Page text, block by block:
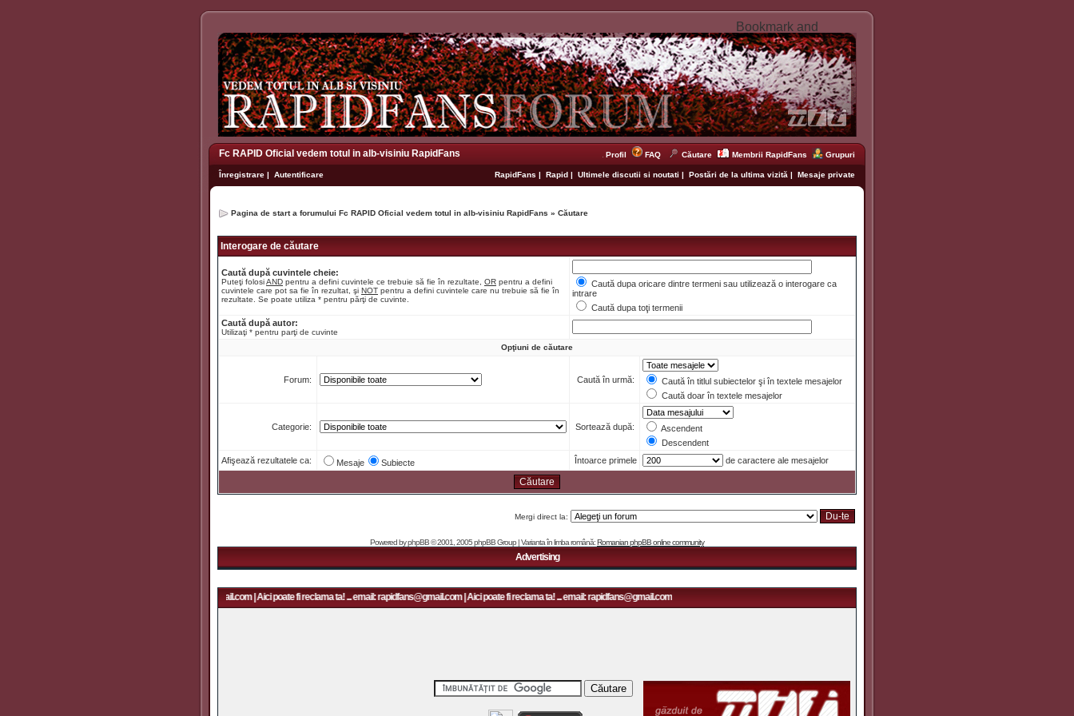
Fc RAPID Oficial vedem totul in alb-visiniu RapidFans Profil FAQ Căutare Membrii RapidFans Grupuri
Înregistrare | Autentificare RapidFans | Rapid | Ultimele discutii si noutati | Postări de la ultima vizită | Mesaje private
Pagina de start a forumului Fc RAPID Oficial vedem totul in alb-visiniu RapidFans » Căutare
Interogare de căutare
Caută după cuvintele cheie:
Puteţi folosiAND pentru a defini cuvintele ce trebuie să fie în rezultate, OR pentru a defini
cuvintele care pot sa fie în rezultat, şi NOT pentru a defini cuvintele care nu trebuie să fie în
rezultate. Se poate utiliza * pentru părţi de cuvinte.
Caută dupa oricare dintre termeni sau utilizează o interogare ca
intrare
Caută dupa toţi termenii
Caută după autor:
Utilizaţi * pentru parţi de cuvinte
Opţiuni de căutare
Forum: Caută în urmă:
Caută în titlul subiectelor şi în textele mesajelor
Caută doar în textele mesajelor
Categorie: Sortează după:
Ascendent
Descendent
Afişează rezultatele ca:
Mesaje Subiecte Întoarce primele de caractere ale mesajelor
Mergi direct la:
Powered byphpBB© 2001, 2005 phpBB Group | Varianta în limba română:Romanian phpBB online community
Advertising
Aici poate fi reclama ta! ... email: rapidfans@gmail.com | Aici poate fi reclama ta! ... email: rapidfans@gmail.com | Aici poate fi reclama ta! ... email: rapidfans@gmail.com